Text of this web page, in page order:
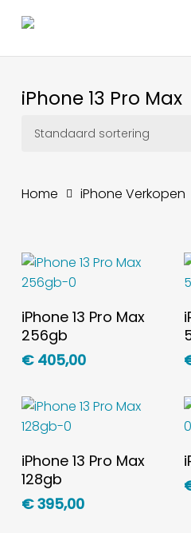
iPhone 13 Pro Max
Home iPhone Verkopen
Toevoegen Aan
Winkelwagen
iPhone 13 Pro Max
256gb
€405,00
Toevoegen Aan
iPhone 13 Pro Max
128gb
€395,00